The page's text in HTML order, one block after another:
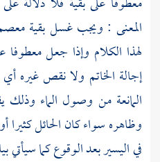
المعنى : ويجب غسل بقية
لهذا الكلام وإذا جعل
إجالة الخاتم ولا نقص غيره
المانعة من وصول الماء وذلك
وظاهره سواء كان الحائل كثيرا
في اليسير بعد الوقوع كما سيأتي